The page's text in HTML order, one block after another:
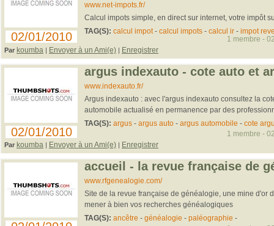
02/01/2010
www.net-impots.fr/
Calcul impots simple, en direct sur internet, votre impôt
TAG(S): calcul impot- calcul impots- calcul ir- impot
Par koumba | Envoyer à un Ami(e) | Enregistrer
1 membre -
02/01/2010
argus indexauto - cote auto et
www.indexauto.fr/
Argus indexauto : avec l'argus indexauto consultez la
automobile actualisé en permanence par des
TAG(S): argus- argus auto- argus automobile - cote
Par koumba | Envoyer à un Ami(e) | Enregistrer
1 membre -
accueil - la revue française de
www.rfgenealogie.com/
Site de la revue française de généalogie, une mine d'or
mener à bien vos recherches généalogiques
TAG(S): ancêtre - généalogie - paléographie -